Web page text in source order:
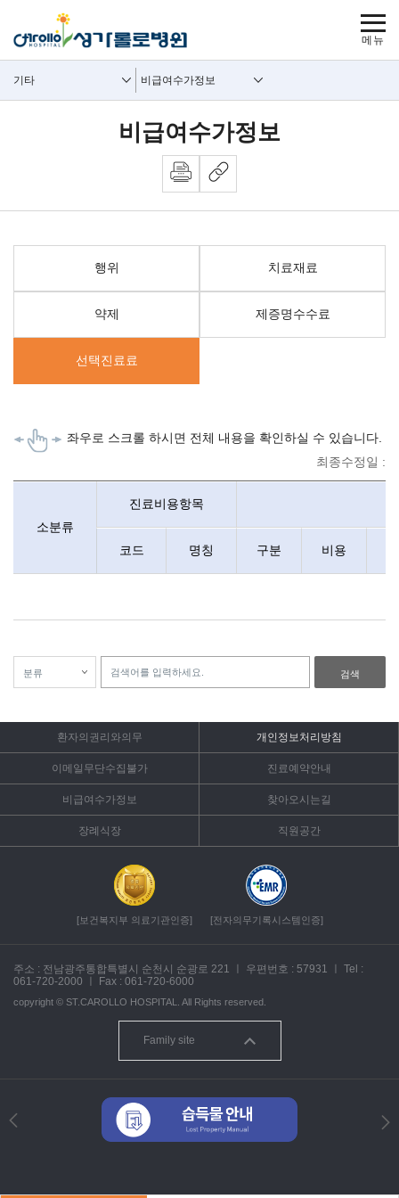
사이트
보조메뉴
기타 비급여수가정보
비급여수가정보
행위 치료재료
약제 제증명수수료
선택진료료
행위 내용시작
좌우로 스크롤 하시면 전체 내용을 확인하실 수 있습니다.
최종수정일 :
소분류
진료비용항목
코드 명칭 구분 비용
검색
환자의권리와의무 개인정보처리방침
이메일무단수집불가 진료예약안내
비급여수가정보 찾아오시는길
장례식장 직원공간
[보건복지부 의료기관인증] [전자의무기록시스템인증]
Family site
주소 : 전남광주통합특별시 순천시 순광로 221 우편번호 : 57931
Tel :
061-720-2000
Fax : 061-720-6000
copyright © ST.CAROLLO HOSPITAL. All Rights reserved.